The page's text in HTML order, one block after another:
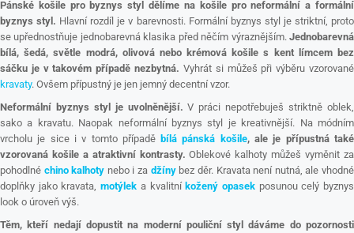
Pánské košile pro byznys styl dělíme na košile pro neformální a formální
byznys styl. Hlavní rozdíl je v barevnosti. Formální byznys styl je striktní, proto
se upřednostňuje jednobarevná klasika před něčím výraznějším. Jednobarevná
bílá, šedá, světle modrá, olivová nebo krémová košile s kent límcem bez
sáčku je v takovém případě nezbytná. Vyhrát si můžeš při výběru vzorované
kravaty. Ovšem přípustný je jen jemný decentní vzor.
Neformální byznys styl je uvolněnější. V práci nepotřebuješ striktně oblek,
sako a kravatu. Naopak neformální byznys styl je kreativnější. Na módním
vrcholu je sice i v tomto případěbílá pánská košile, ale je přípustná také
vzorovaná košile a atraktivní kontrasty. Oblekové kalhoty můžeš vyměnit za
pohodlné chino kalhoty nebo i za džíny bez děr. Kravata není nutná, ale vhodné
doplňky jako kravata,motýlek a kvalitníkožený opasekposunou celý byznys
look o úroveň výš.
Těm, kteří nedají dopustit na moderní pouliční styl dáváme do pozornosti